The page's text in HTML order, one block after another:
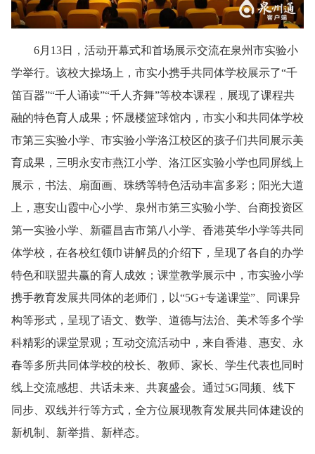
6月13日，活动开幕式和首场展示交流在泉州市实验小
学举行。该校大操场上，市实小携手共同体学校展示了“千
笛百器”“千人诵读”“千人齐舞”等校本课程，展现了课程共
融的特色育人成果；怀晟楼篮球馆内，市实小和共同体学校
市第三实验小学、市实验小学洛江校区的孩子们共同展示美
育成果，三明永安市燕江小学、洛江区实验小学也同屏线上
展示，书法、扇面画、珠绣等特色活动丰富多彩；阳光大道
上，惠安山霞中心小学、泉州市第三实验小学、台商投资区
第一实验小学、新疆昌吉市第八小学、香港英华小学等共同
体学校，在各校红领巾讲解员的介绍下，呈现了各自的办学
特色和联盟共赢的育人成效；课堂教学展示中，市实验小学
携手教育发展共同体的老师们，以“5G+专递课堂”、同课异
构等形式，呈现了语文、数学、道德与法治、美术等多个学
科精彩的课堂景观；互动交流活动中，来自香港、惠安、永
春等多所共同体学校的校长、教师、家长、学生代表也同时
线上交流感想、共话未来、共襄盛会。通过5G同频、线下
同步、双线并行等方式，全方位展现教育发展共同体建设的
新机制、新举措、新样态。